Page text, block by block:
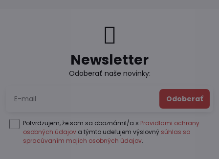
Newsletter
Odoberať naše novinky:
Odoberať
Potvrdzujem, že som sa oboznámil/a s Pravidlami ochrany
osobných údajov a týmto udeľujem výslovný súhlas so
spracúvaním mojich osobných údajov.